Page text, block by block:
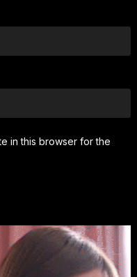
in this browser for the